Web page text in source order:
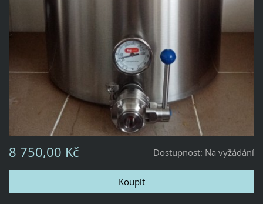
Dostupnost: Na vyžádání
8 750,00 Kč